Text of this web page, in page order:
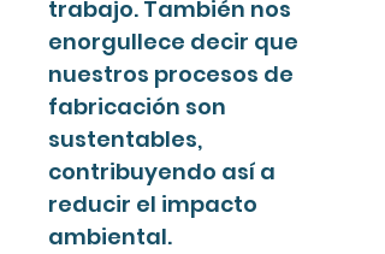
trabajo. También nos
enorgullece decir que
nuestros procesos de
fabricación son
sustentables,
contribuyendo así a
reducir el impacto
ambiental.